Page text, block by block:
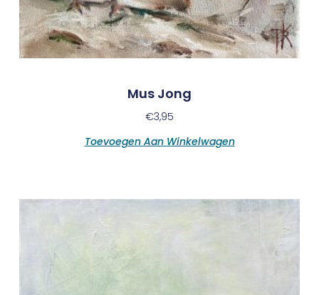
Mus Jong
€3,95
Toevoegen Aan Winkelwagen